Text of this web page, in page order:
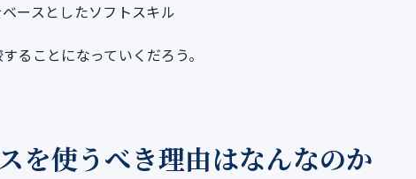
スとしたソフトスキル
ことになっていくだろう。
を使うべき理由はなんなのか